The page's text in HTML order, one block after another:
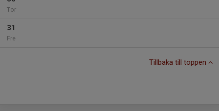
Tor
31
Fre
Tillbaka till toppen